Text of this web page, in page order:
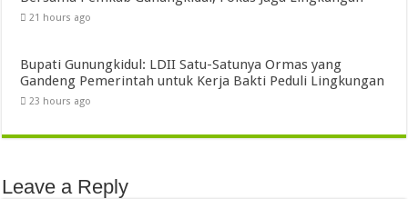
21 hours ago
Bupati Gunungkidul: LDII Satu-Satunya Ormas yang
Gandeng Pemerintah untuk Kerja Bakti Peduli Lingkungan
23 hours ago
Leave a Reply